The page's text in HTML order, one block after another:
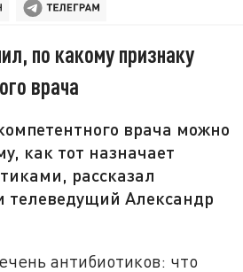
по какому признаку
врача
врача можно
как тот назначает
рассказал
телеведущий Александр
антибиотиков: что